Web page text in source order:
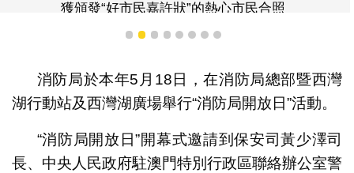
獲頒發“好市民嘉許狀”的熱心市民合照
1 2 3 4 5 6 7 8
消防局於本年5月18日，在消防局總部暨西灣
湖行動站及西灣湖廣場舉行“消防局開放日”活動。
“消防局開放日”開幕式邀請到保安司黃少澤司
長、中央人民政府駐澳門特別行政區聯絡辦公室警